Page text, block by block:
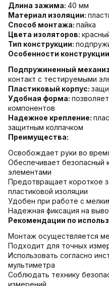
Длина зажима: 40 мм
Материал изоляции:
Способ монтажа: пайка
Цвета изоляторов:
Тип конструкции:
Особенности
Подпружиненный
контакт с тестируемыми
Пластиковый корпус:
Удобная форма:
компонентов
Надежное крепление:
защитным колпачком
Преимущества:
Освобождает руки во
Обеспечивает безопасный
элементами
Предотвращает короткое
пластиковой изоляции
Удобен при работе с
Надежная фиксация на
Рекомендации по
Монтаж осуществляется
Подходит для точных
Использовать согласно
мультиметра
Соблюдать технику
измерений